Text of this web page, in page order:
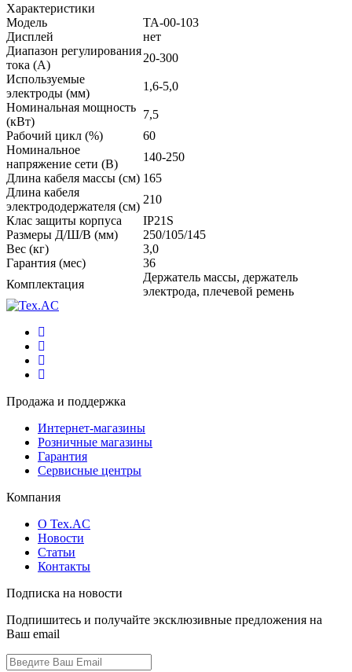
Характеристики
Модель
ТА-00-103
Дисплей
нет
Диапазон регулирования
тока (А)
20-300
Используемые
электроды (мм)
1,6-5,0
Номинальная мощность
(кВт)
7,5
Рабочий цикл (%)
60
Номинальное
напряжение сети (В)
140-250
Длина кабеля массы (см) 165
Длина кабеля
электрододержателя (см)
210
Клас защиты корпуса
IP21S
Размеры Д/Ш/В (мм)
250/105/145
Вес (кг)
3,0
Гарантия (мес)
36
Комплектация
Держатель массы, держатель
электрода, плечевой ремень
Продажа и поддержка
Интернет-магазины
Розничные магазины
Гарантия
Сервисные центры
Компания
О Tex.AC
Новости
Статьи
Контакты
Подписка на новости
Подпишитесь и получайте эксклюзивные предложения на
Ваш email